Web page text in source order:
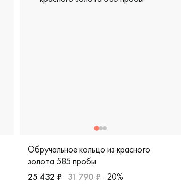
Обручальное кольцо из красного
золота 585 пробы
25 432 ₽ 31 790 ₽ 20%